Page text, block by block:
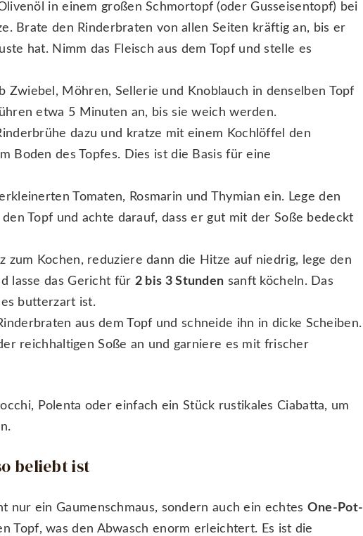
in einem großen Schmortopf (oder Gusseisentopf) bei
Brate den Rinderbraten von allen Seiten kräftig an, bis er
hat. Nimm das Fleisch aus dem Topf und stelle es
Zwiebel, Möhren, Sellerie und Knoblauch in denselben Topf
etwa 5 Minuten an, bis sie weich werden.
dazu und kratze mit einem Kochlöffel den
Boden des Topfes. Dies ist die Basis für eine
Tomaten, Rosmarin und Thymian ein. Lege den
Topf und achte darauf, dass er gut mit der Soße bedeckt
zum Kochen, reduziere dann die Hitze auf niedrig, lege den
lasse das Gericht für 2 bis 3 Stunden sanft köcheln. Das
butterzart ist.
aus dem Topf und schneide ihn in dicke Scheiben.
reichhaltigen Soße an und garniere es mit frischer
Polenta oder einfach ein Stück rustikales Ciabatta, um
beliebt ist
nur ein Gaumenschmaus, sondern auch ein echtes One-Pot-
Topf, was den Abwasch enorm erleichtert. Es ist die